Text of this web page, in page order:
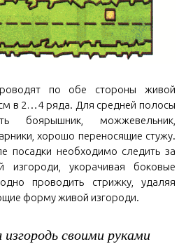
по обе стороны живой
в 2…4 ряда. Для средней полосы
боярышник, можжевельник,
хорошо переносящие стужу.
посадки необходимо следить за
изгороди, укорачивая боковые
проводить стрижку, удаляя
форму живой изгороди.
своими руками